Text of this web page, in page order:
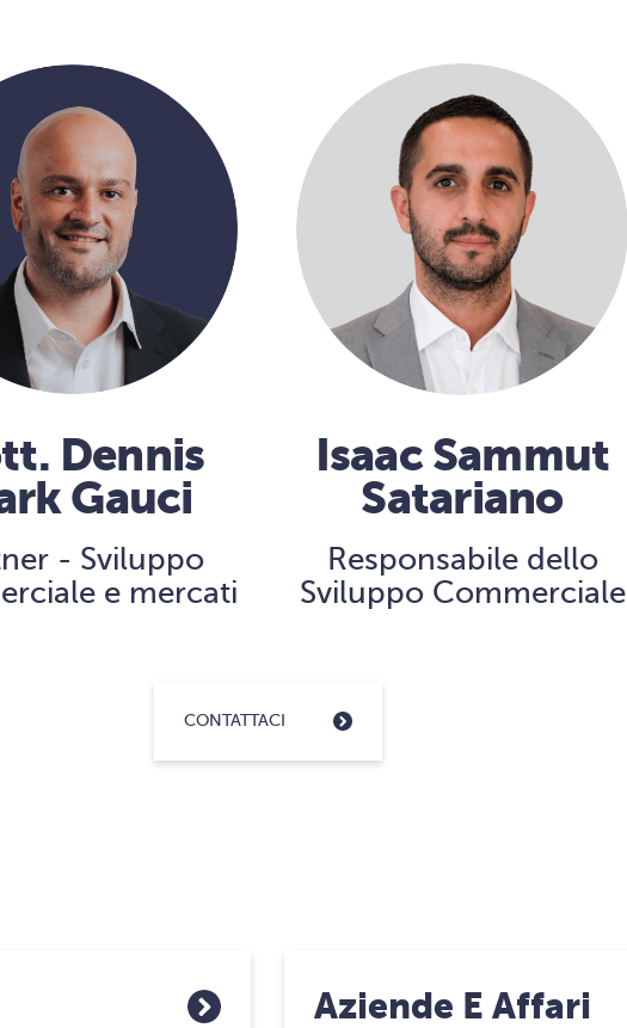
Dennis
Gauci
- Sviluppo
e mercati
Isaac Sammut
Satariano
Responsabile dello
Sviluppo Commerciale
CONTATTACI
Aziende E Affari